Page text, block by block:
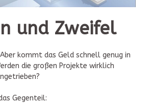
und Zweifel
kommt das Geld schnell genug in
die großen Projekte wirklich
Gegenteil: